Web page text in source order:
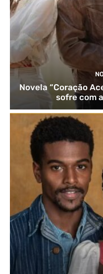
Novela “Coração
sofre com